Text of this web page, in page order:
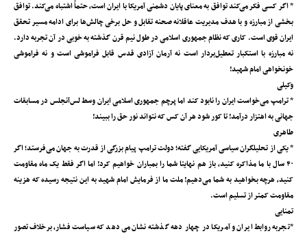
* اگر کسی فکر می‌کند توافق به معنای پایان دشمنی آمریکا با ایران است، حتماً اشتباه می‌کند. توافق
بخشی از مبارزه و با هدف مدیریت عاقلانه صحنه تقابل و حل برخی چالش‌ها برای ادامه مسیر تحقق
ایران قوی است. کاری که نظام جمهوری اسلامی در طول نیم قرن گذشته به خوبی در آن تجربه دارد.
نه مبارزه با استکبار تعطیل‌بردار است نه آرمان آزادی قدس قابل فراموشی است و نه فراموشی
خونخواهی امام شهید!
وکیلی
* ترامپ می‌خواست ایران را نابود کند اما پرچم جمهوری اسلامی ایران وسط لس‌آنجلس در مسابقات
جهانی به اهتزار درآمد! تا کور شود هر آن کس که نتواند نور حق را ببیند!
طاهری
* یکی از تحلیلگران سیاسی آمریکایی گفته؛ دولت ترامپ پیام بزرگی از قدرت به جهان می‌فرستد؛ اگر
۴۰ سال با ما مذاکره کنید، باز هم نهایتا شما را بمباران خواهیم کرد! اما اگر فقط یک ماه مقاومت
کنید، هرچه بخواهید به شما می‌دهیم! ملت ما از فرمایش امام شهید به این نتیجه رسیده که هزینه
مقاومت کمتر از تسلیم است.
تمنایی
*تجربه روابط ایران و آمریکا در چهار دهه گذشته نشان می‌دهد که سیاست فشار، برخلاف تصور